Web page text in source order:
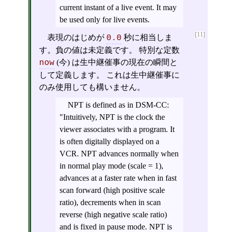
current instant of a live event. It may
be used only for live events.
[11]
表現のはじめが 0.0 秒に相当しま
す。負の値は未定義です。 特別な定数
now(今) は生中継催事の現在の瞬間と
して定義します。 これは生中継催事に
のみ使用しても構いません。
NPT is defined as in DSM-CC:
"Intuitively, NPT is the clock the
viewer associates with a program. It
is often digitally displayed on a
VCR. NPT advances normally when
in normal play mode (scale = 1),
advances at a faster rate when in fast
scan forward (high positive scale
ratio), decrements when in scan
reverse (high negative scale ratio)
and is fixed in pause mode. NPT is